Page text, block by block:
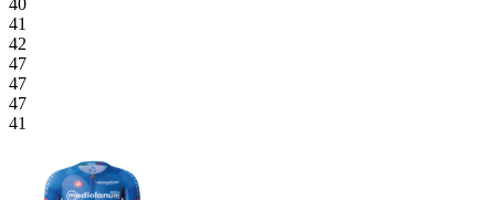
40
41
42
47
47
47
41